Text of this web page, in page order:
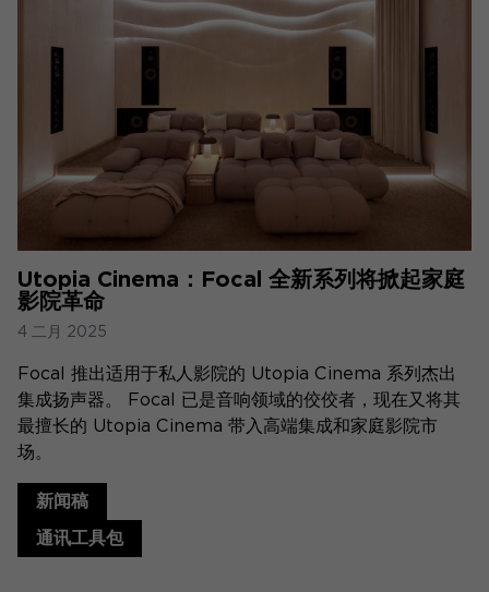
Utopia Cinema：Focal 全新系列将掀起家庭
影院革命
4 二月 2025
Focal 推出适用于私人影院的 Utopia Cinema 系列杰出
集成扬声器。 Focal 已是音响领域的佼佼者，现在又将其
最擅长的 Utopia Cinema 带入高端集成和家庭影院市
场。
新闻稿
通讯工具包